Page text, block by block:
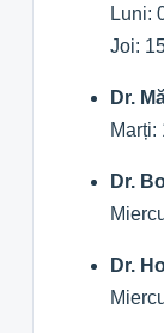
Luni:
Joi:
Dr.
Marți:
Dr.
Dr.